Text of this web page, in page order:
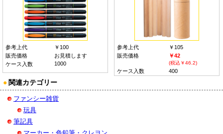
参考上代
￥100
販売価格
お見積します
ケース入数
1000
参考上代
￥105
販売価格
￥42
(税込￥46.2)
ケース入数 400
● 関連カテゴリー
ファンシー雑貨
玩具
筆記具